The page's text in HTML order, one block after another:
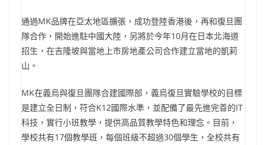
通過MK品牌在亞太地區擴張，成功登陸香港後，再和復旦團
隊合作，開始進駐中國大陸，另將於今年10月在日本北海道
招生，在吉隆坡與當地上市房地產公司合作建立當地的凱莉
山。
MK在義烏與復旦團隊合建國際部，義烏復旦實驗學校的目標
是建立全日制，符合K12國際水準，並配備了最先進完善的IT
科技，實行小班教學，提供高品質教學特色和理念。目前，
學校共有17個教學班，每個班級不超過30個學生，全校共有